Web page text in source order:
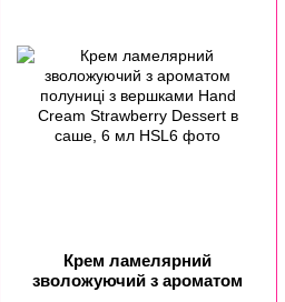
Крем ламелярний
зволожуючий з ароматом